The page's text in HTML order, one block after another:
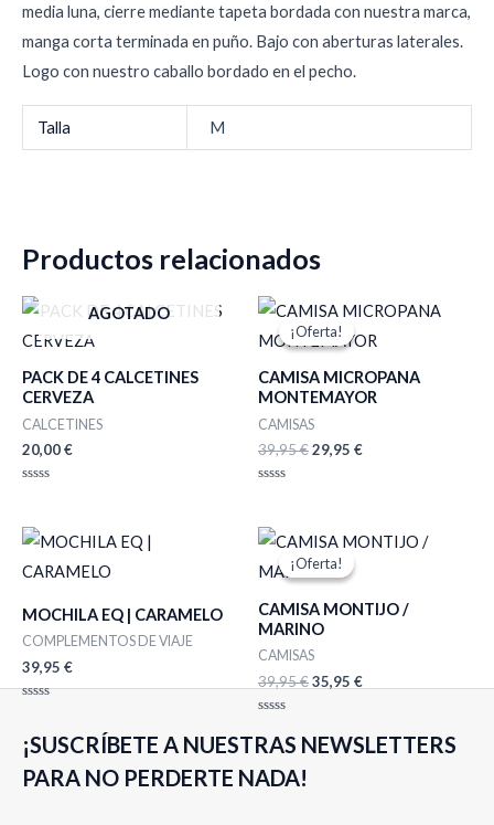
media luna, cierre mediante tapeta bordada con nuestra marca,
manga corta terminada en puño. Bajo con aberturas laterales.
Logo con nuestro caballo bordado en el pecho.
Talla M
Productos relacionados
AGOTADO
PACK DE 4 CALCETINES
CERVEZA
CALCETINES
20,00€
de
5
¡Oferta!
¡Oferta!
CAMISA MICROPANA
MONTEMAYOR
CAMISAS
39,95€
El
precio
original
39,95 €.
29,95 €
El
precio
actual
29,95 €.
de
5
MOCHILA EQ | CARAMELO
COMPLEMENTOS DE VIAJE
39,95 €
0
de
¡Oferta!
¡Oferta!
CAMISA MONTIJO /
MARINO
CAMISAS
39,95€
El
precio
original
39,95 €.
35,95 €
El
precio
35,95 €.
con
0
5
¡SUSCRÍBETE A NUESTRAS NEWSLETTERS
PARA NO PERDERTE NADA!